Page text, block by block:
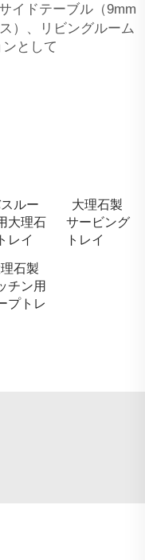
イドテーブル（9mm
）、リビングルーム
として
ルー
大理石
レイ
大理石製
サービング
トレイ
石製
チン用
プトレ